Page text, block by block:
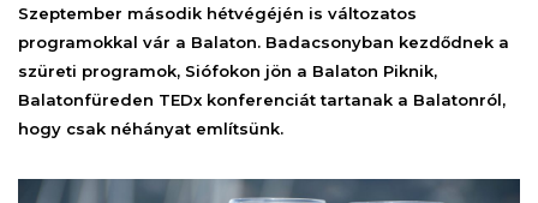
Szeptember második hétvégéjén is változatos
programokkal vár a Balaton. Badacsonyban kezdődnek a
szüreti programok, Siófokon jön a Balaton Piknik,
Balatonfüreden TEDx konferenciát tartanak a Balatonról,
hogy csak néhányat említsünk.